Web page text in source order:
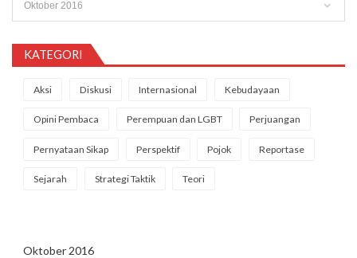
KATEGORI
Aksi Diskusi Internasional Kebudayaan
Opini Pembaca Perempuan dan LGBT Perjuangan
Pernyataan Sikap Perspektif Pojok Reportase
Sejarah Strategi Taktik Teori
Oktober 2016